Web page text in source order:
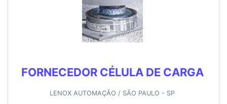
FORNECEDOR CÉLULA DE CARGA
LENOX AUTOMAÇÃO / SÃO PAULO - SP